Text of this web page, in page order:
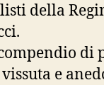
della
di
e